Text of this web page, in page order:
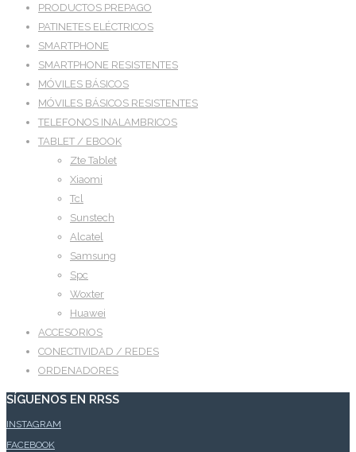
PRODUCTOS PREPAGO
PATINETES ELÉCTRICOS
SMARTPHONE
SMARTPHONE RESISTENTES
MÓVILES BÁSICOS
MÓVILES BÁSICOS RESISTENTES
TELEFONOS INALAMBRICOS
TABLET / EBOOK
Zte Tablet
Xiaomi
Tcl
Sunstech
Alcatel
Samsung
Spc
Woxter
Huawei
ACCESORIOS
CONECTIVIDAD / REDES
ORDENADORES
SÍGUENOS EN RRSS
INSTAGRAM
FACEBOOK